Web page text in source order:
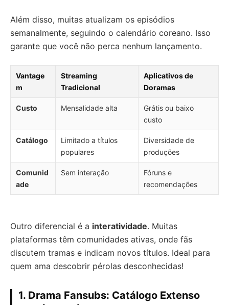
Além disso, muitas atualizam os episódios
semanalmente, seguindo o calendário coreano. Isso
garante que você não perca nenhum lançamento.
Vantage
m
Streaming
Tradicional
Aplicativos de
Doramas
Custo Mensalidade alta
Grátis ou baixo
custo
Catálogo
Limitado a títulos
populares
Diversidade de
produções
Comunid
ade
Sem interação
Fóruns e
recomendações
Outro diferencial é a interatividade. Muitas
plataformas têm comunidades ativas, onde fãs
discutem tramas e indicam novos títulos. Ideal para
quem ama descobrir pérolas desconhecidas!
1. Drama Fansubs: Catálogo Extenso